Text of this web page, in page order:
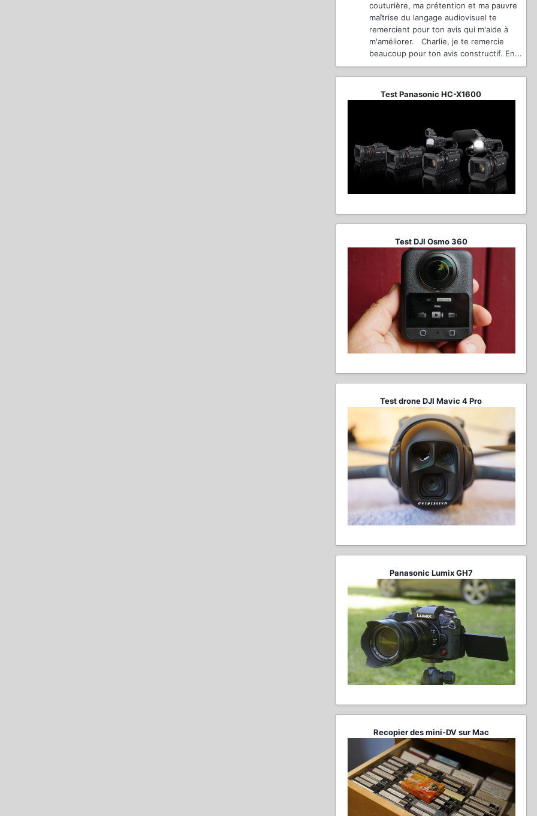
couturière, ma prétention et ma pauvre
maîtrise du langage audiovisuel te
remercient pour ton avis qui m'aide à
m'améliorer. Charlie, je te remercie
beaucoup pour ton avis constructif. En...
Test Panasonic HC-X1600
Test DJI Osmo 360
Test drone DJI Mavic 4 Pro
Panasonic Lumix GH7
Recopier des mini-DV sur Mac